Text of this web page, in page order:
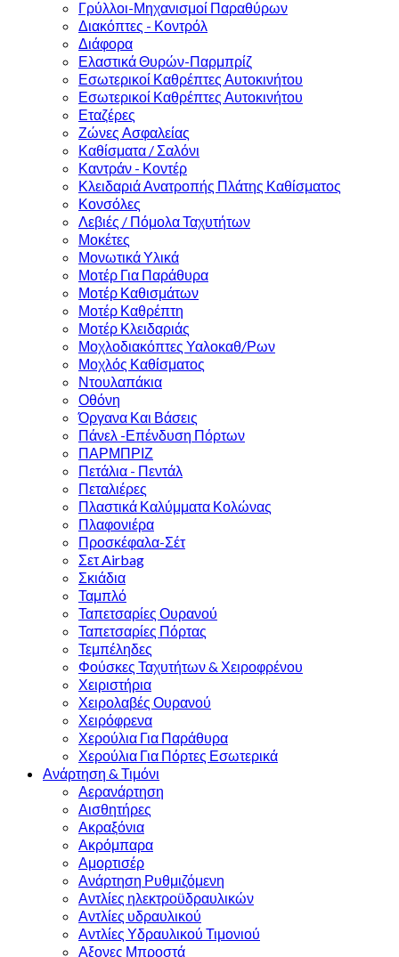
Γρύλλοι-Μηχανισμοί Παραθύρων
Διακόπτες - Κοντρόλ
Διάφορα
Ελαστικά Θυρών-Παρμπρίζ
Εσωτερικοί Καθρέπτες Αυτοκινήτου
Εσωτερικοί Καθρέπτες Αυτοκινήτου
Εταζέρες
Ζώνες Ασφαλείας
Καθίσματα / Σαλόνι
Καντράν - Κοντέρ
Κλειδαριά Ανατροπής Πλάτης Καθίσματος
Κονσόλες
Λεβιές / Πόμολα Ταχυτήτων
Μοκέτες
Μονωτικά Υλικά
Μοτέρ Για Παράθυρα
Μοτέρ Καθισμάτων
Μοτέρ Καθρέπτη
Μοτέρ Κλειδαριάς
Μοχλοδιακόπτες Υαλοκαθ/Ρων
Μοχλός Καθίσματος
Ντουλαπάκια
Οθόνη
Όργανα Και Βάσεις
Πάνελ -Επένδυση Πόρτων
ΠΑΡΜΠΡΙΖ
Πετάλια - Πεντάλ
Πεταλιέρες
Πλαστικά Καλύμματα Κολώνας
Πλαφονιέρα
Προσκέφαλα-Σέτ
Σετ Airbag
Σκιάδια
Ταμπλό
Ταπετσαρίες Ουρανού
Ταπετσαρίες Πόρτας
Τεμπέληδες
Φούσκες Ταχυτήτων & Χειροφρένου
Χειριστήρια
Χειρολαβές Ουρανού
Χειρόφρενα
Χερούλια Για Παράθυρα
Χερούλια Για Πόρτες Εσωτερικά
Ανάρτηση & Τιμόνι
Αερανάρτηση
Αισθητήρες
Ακραξόνια
Ακρόμπαρα
Αμορτισέρ
Ανάρτηση Ρυθμιζόμενη
Αντλίες ηλεκτροϋδραυλικών
Αντλίες υδραυλικού
Αντλίες Υδραυλικού Τιμονιού
Αξονες Μπροστά